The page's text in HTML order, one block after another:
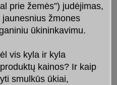
prie žemės”) judėjimas,
jaunesnius žmones
ūkininkavimu.
vis kyla ir kyla
kainos? Ir kaip
smulkūs ūkiai,